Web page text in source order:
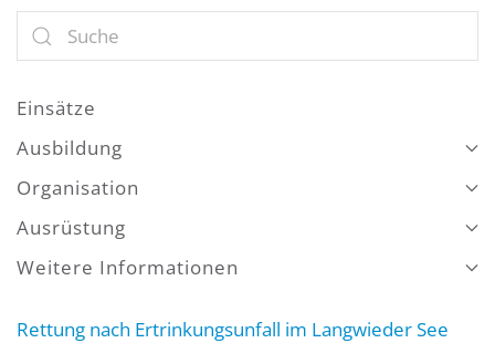
Einsätze
Ausbildung
Organisation
Ausrüstung
Weitere Informationen
Rettung nach Ertrinkungsunfall im Langwieder See